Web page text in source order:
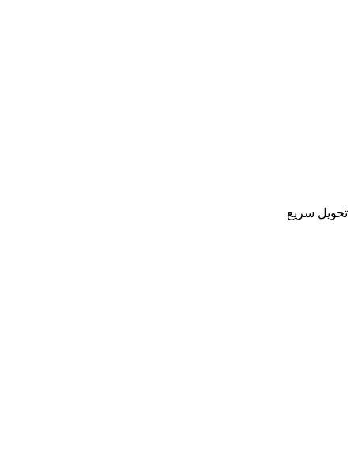
تحویل سریع